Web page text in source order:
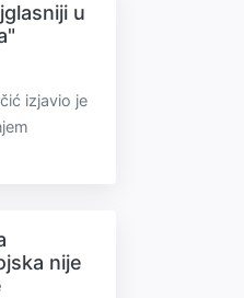
u
izjavio je
nije